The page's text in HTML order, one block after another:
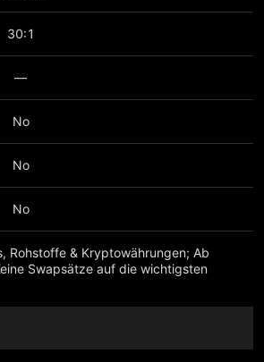
30:1
—
No
No
No
Rohstoffe & Kryptowährungen; Ab
Swapsätze auf die wichtigsten